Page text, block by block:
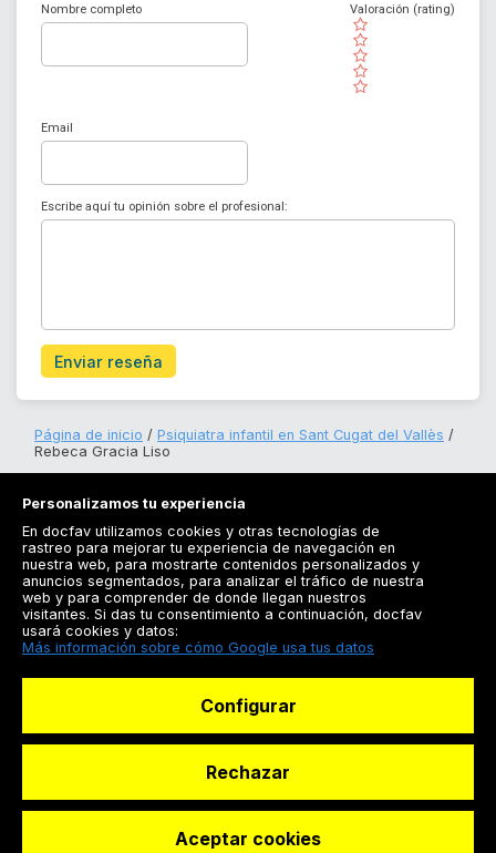
Nombre completo
( )
( )
( )
( )
( )
Valoración (rating)
Email
Escribe aquí tu opinión sobre el profesional:
Enviar reseña
Página de inicio
Psiquiatra infantil en Sant Cugat del Vallès
Rebeca Gracia Liso
Registrarse
Docfav
© Dashboard Technologies S.L
Personalizamos tu experiencia
En docfav utilizamos cookies y otras tecnologías de
rastreo para mejorar tu experiencia de navegación en
nuestra web, para mostrarte contenidos personalizados y
anuncios segmentados, para analizar el tráfico de nuestra
web y para comprender de donde llegan nuestros
visitantes. Si das tu consentimiento a continuación, docfav
usará cookies y datos:
Más información sobre cómo Google usa tus datos
Configurar
Rechazar
Aceptar cookies